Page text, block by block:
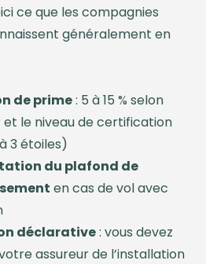
ce que les compagnies
généralement en
de prime: 5 à 15 % selon
et le niveau de certification
à 3 étoiles)
du plafond de
en cas de vol avec
déclarative: vous devez
assureur de l’installation